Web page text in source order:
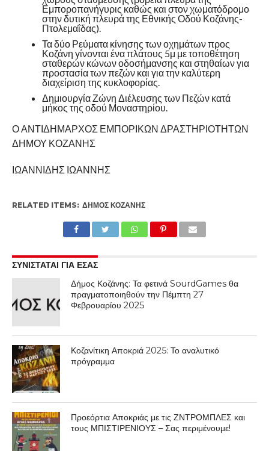
Εμποροπανήγυρις καθώς και στον χωματόδρομο
στην δυτική πλευρά της Εθνικής Οδού Κοζάνης-
Πτολεμαΐδας).
Τα δύο Ρεύματα κίνησης των οχημάτων προς
Κοζάνη γίνονται ένα πλάτους 5μ με τοποθέτηση
σταθερών κώνων οδοσήμανσης και στηθαίων για
προστασία των πεζών και για την καλύτερη
διαχείριση της κυκλοφορίας.
Δημιουργία Ζώνη Διέλευσης των Πεζών κατά
μήκος της οδού Μοναστηρίου.
Ο ΑΝΤΙΔΗΜΑΡΧΟΣ ΕΜΠΟΡΙΚΩΝ ΔΡΑΣΤΗΡΙΟΤΗΤΩΝ
ΔΗΜΟΥ ΚΟΖΑΝΗΣ
ΙΩΑΝΝΙΔΗΣ ΙΩΑΝΝΗΣ
RELATED ITEMS: ΔΉΜΟΣ ΚΟΖΆΝΗΣ
ΣΥΝΙΣΤΑΤΑΙ ΓΙΑ ΕΣΑΣ
Δήμος Κοζάνης: Τα φετινά SourdGames θα
πραγματοποιηθούν την Πέμπτη 27
Φεβρουαρίου 2025
Κοζανίτικη Αποκριά 2025: Το αναλυτικό
πρόγραμμα
Προεόρτια Αποκριάς με τις ΖΝΤΡΟΜΠΛΕΣ και
τους ΜΠΙΣΤΙΡΕΝΙΟΥΣ – Σας περιμένουμε!